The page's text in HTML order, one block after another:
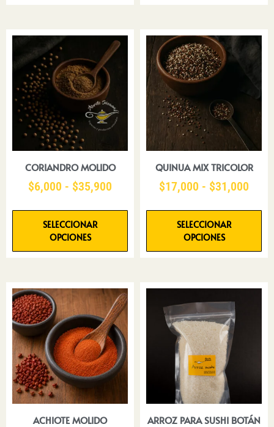
CORIANDRO MOLIDO
$6,000 - $35,900
SELECCIONAR
OPCIONES
QUINUA MIX TRICOLOR
$17,000 - $31,000
SELECCIONAR
OPCIONES
ACHIOTE MOLIDO ARROZ PARA SUSHI BOTÁN